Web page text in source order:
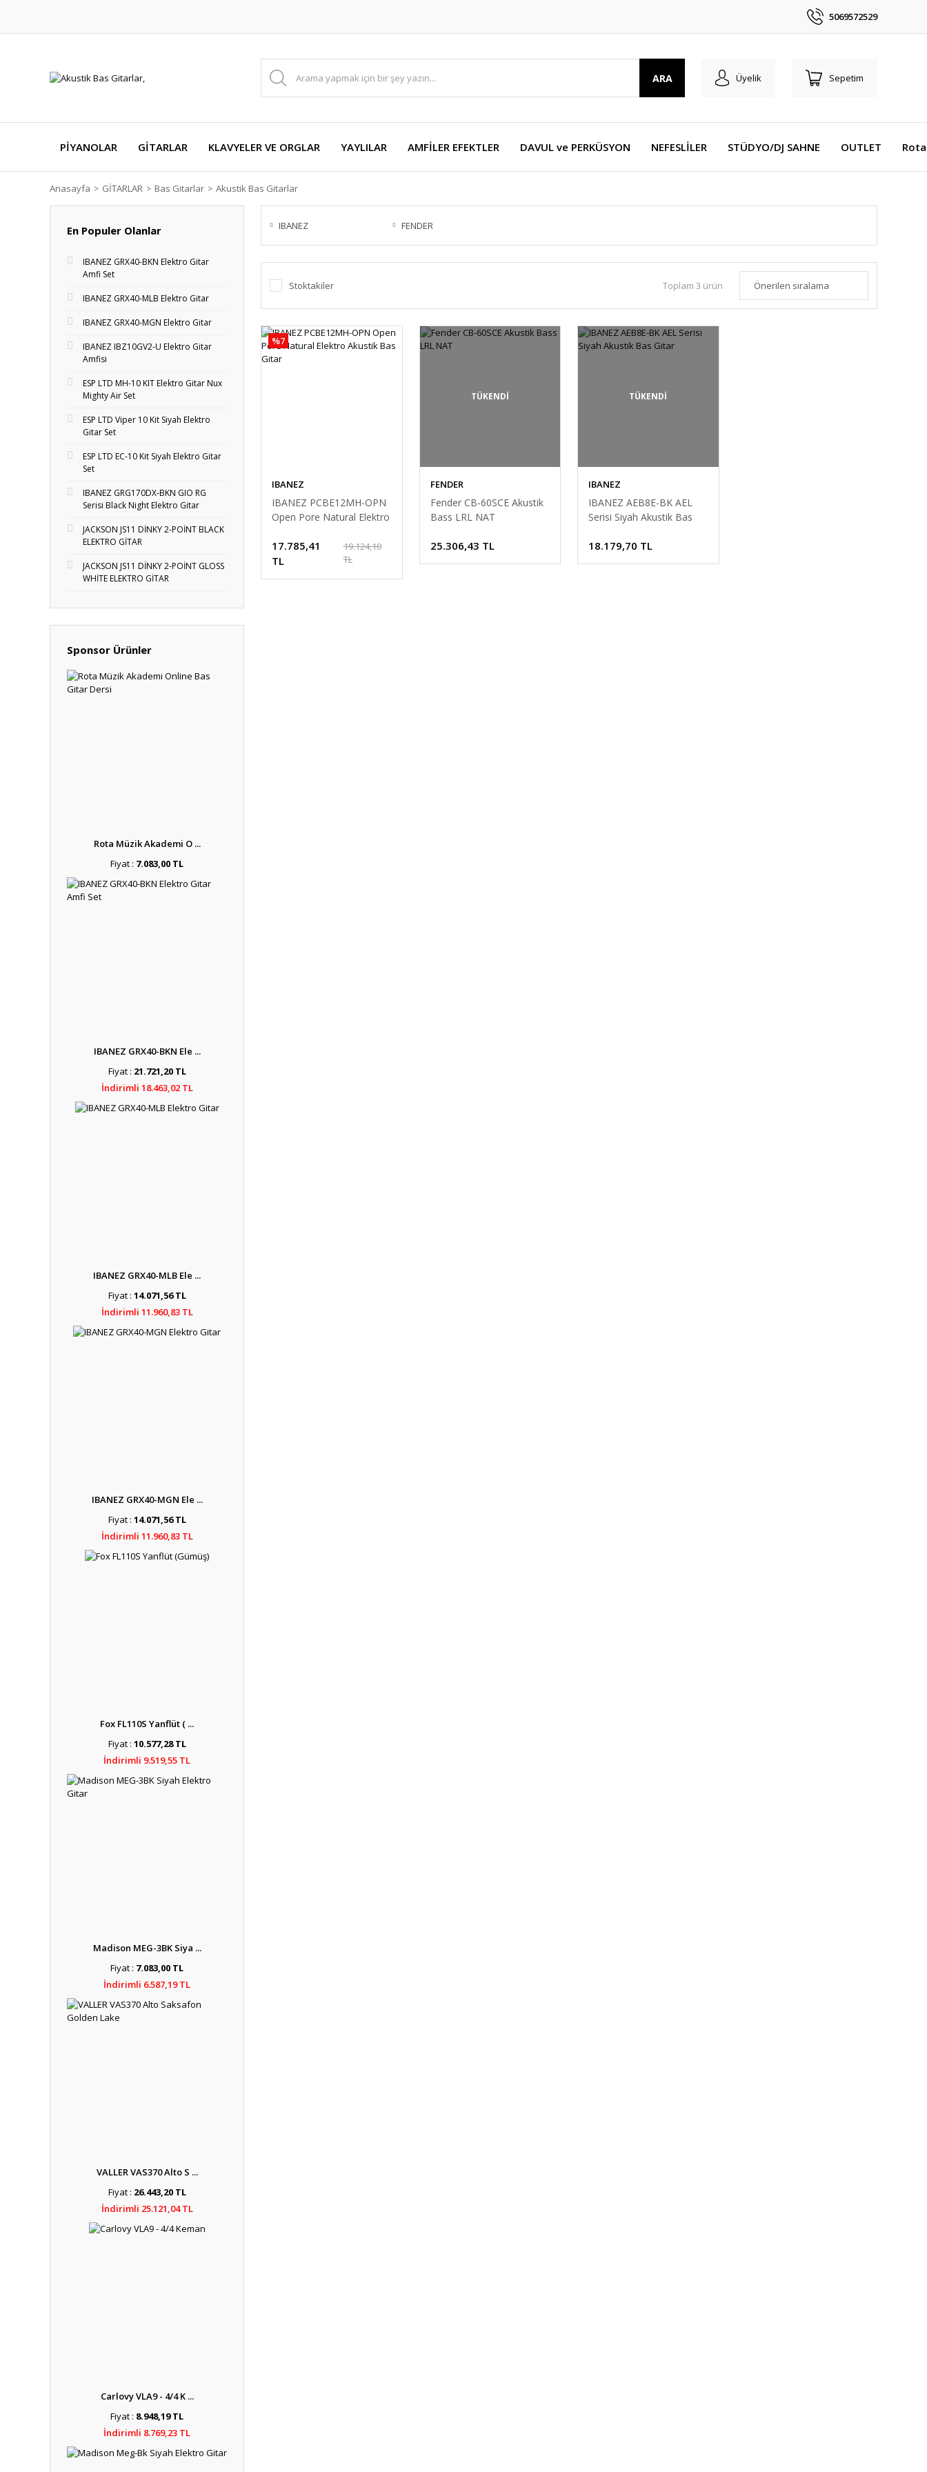
5069572529
ARA Üyelik Sepetim
PİYANOLAR GİTARLAR KLAVYELER VE ORGLAR YAYLILAR AMFİLER EFEKTLER DAVUL ve PERKÜSYON NEFESLİLER STÜDYO/DJ SAHNE OUTLET
Anasayfa GİTARLAR Bas Gitarlar Akustik Bas Gitarlar
En Populer Olanlar
IBANEZ GRX40-BKN Elektro Gitar
Amfi Set
IBANEZ GRX40-MLB Elektro Gitar
IBANEZ GRX40-MGN Elektro Gitar
IBANEZ IBZ10GV2-U Elektro Gitar
Amfisi
ESP LTD MH-10 KIT Elektro Gitar Nux
Mighty Air Set
ESP LTD Viper 10 Kit Siyah Elektro
Gitar Set
ESP LTD EC-10 Kit Siyah Elektro Gitar
Set
IBANEZ GRG170DX-BKN GIO RG
Serisi Black Night Elektro Gitar
JACKSON JS11 DİNKY 2-POİNT BLACK
ELEKTRO GİTAR
JACKSON JS11 DİNKY 2-POİNT GLOSS
WHİTE ELEKTRO GİTAR
Sponsor Ürünler
Rota Müzik Akademi O ...
Fiyat : 7.083,00 TL
IBANEZ GRX40-BKN Ele ...
Fiyat : 21.721,20 TL
İndirimli 18.463,02 TL
IBANEZ GRX40-MLB Ele ...
Fiyat : 14.071,56 TL
İndirimli 11.960,83 TL
IBANEZ GRX40-MGN Ele ...
Fiyat : 14.071,56 TL
İndirimli 11.960,83 TL
Fox FL110S Yanflüt ( ...
Fiyat : 10.577,28 TL
İndirimli 9.519,55 TL
Madison MEG-3BK Siya ...
Fiyat : 7.083,00 TL
İndirimli 6.587,19 TL
VALLER VAS370 Alto S ...
Fiyat : 26.443,20 TL
İndirimli 25.121,04 TL
Carlovy VLA9 - 4/4 K ...
Fiyat : 8.948,19 TL
İndirimli 8.769,23 TL
IBANEZ FENDER
Stoktakiler Toplam 3 ürün
%7
IBANEZ
IBANEZ PCBE12MH-OPN
Open Pore Natural Elektro
17.785,41
TL
19.124,10
TL
TÜKENDİ
FENDER
Fender CB-60SCE Akustik
Bass LRL NAT
25.306,43 TL
TÜKENDİ
IBANEZ
IBANEZ AEB8E-BK AEL
Serisi Siyah Akustik Bas
18.179,70 TL